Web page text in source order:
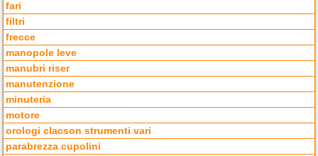
fari
filtri
frecce
manopole leve
manubri riser
manutenzione
minuteria
motore
orologi clacson strumenti vari
parabrezza cupolini